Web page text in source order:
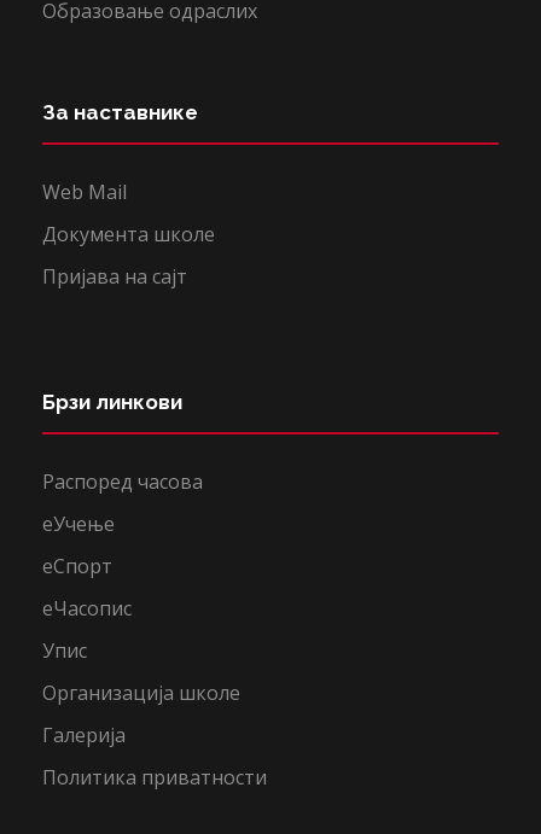
Образовање одраслих
За наставнике
Web Mail
Документа школе
Пријава на сајт
Брзи линкови
Распоред часова
еУчење
еСпорт
еЧасопис
Упис
Организација школе
Галерија
Политика приватности